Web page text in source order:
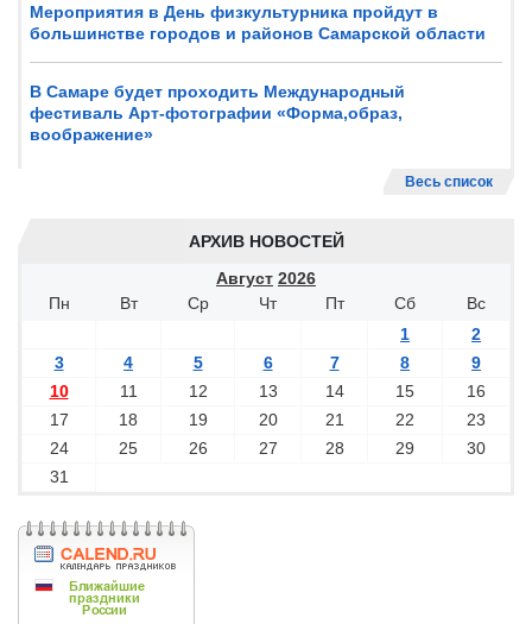
Мероприятия в День физкультурника пройдут в
большинстве городов и районов Самарской области
В Самаре будет проходить Международный
фестиваль Арт-фотографии «Форма,образ,
воображение»
Весь список
АРХИВ НОВОСТЕЙ
Август 2026
Пн
Вт Ср Чт Пт Сб
Вс
1
2
3
4 5 6 7 8
9
10
11 12 13 14 15
16
17
18 19 20 21 22
23
24
25 26 27 28 29
30
31